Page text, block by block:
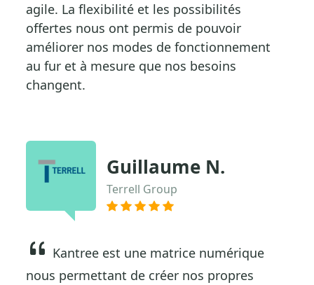
agile. La flexibilité et les possibilités
offertes nous ont permis de pouvoir
améliorer nos modes de fonctionnement
au fur et à mesure que nos besoins
changent.
Guillaume N.
Terrell Group
Kantree est une matrice numérique
nous permettant de créer nos propres